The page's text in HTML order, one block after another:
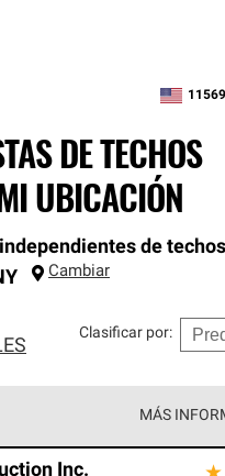
zipcode,
DE TECHOS
UBICACIÓN
de
Cambiar
Clasificar por:
MÁS
Inc.